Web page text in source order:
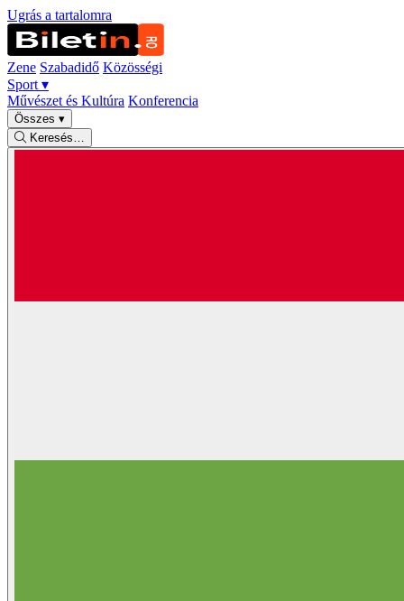
Ugrás a tartalomra
Zene Szabadidő Közösségi
Sport ▾
Művészet és Kultúra Konferencia
Összes ▾
Keresés…